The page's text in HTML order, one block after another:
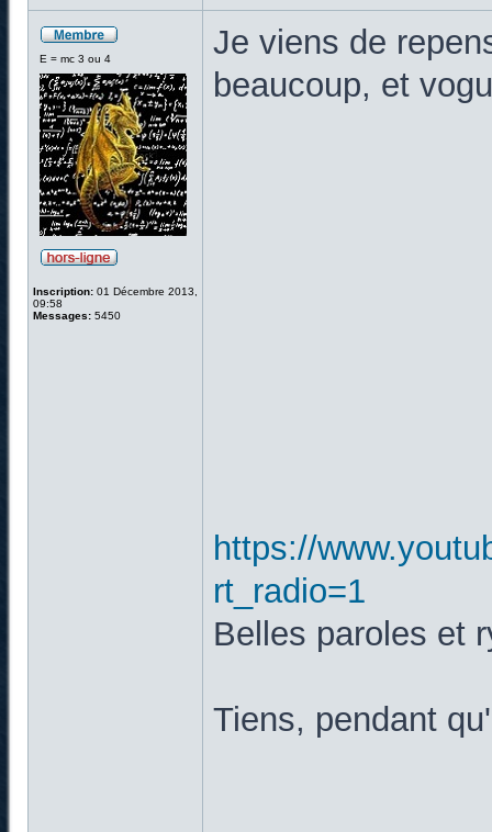
E = mc 3 ou 4
Inscription: 01 Décembre 2013,
09:58
Messages: 5450
Je viens de
beaucoup, et
https://
rt_radio=1
Belles paroles et
Tiens, pendant